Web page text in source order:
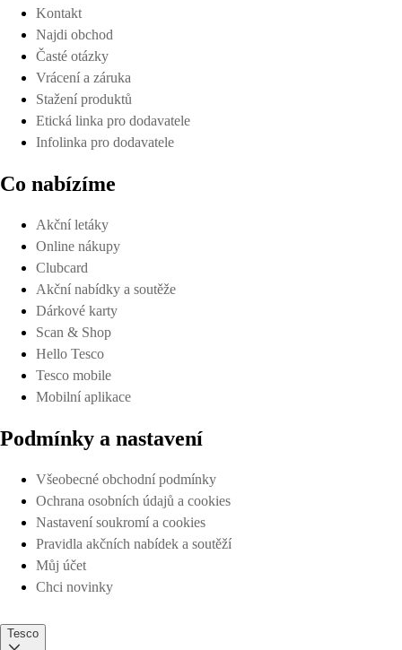
Kontakt
Najdi obchod
Časté otázky
Vrácení a záruka
Stažení produktů
Etická linka pro dodavatele
Infolinka pro dodavatele
Co nabízíme
Akční letáky
Online nákupy
Clubcard
Akční nabídky a soutěže
Dárkové karty
Scan & Shop
Hello Tesco
Tesco mobile
Mobilní aplikace
Podmínky a nastavení
Všeobecné obchodní podmínky
Ochrana osobních údajů a cookies
Nastavení soukromí a cookies
Pravidla akčních nabídek a soutěží
Můj účet
Chci novinky
Tesco